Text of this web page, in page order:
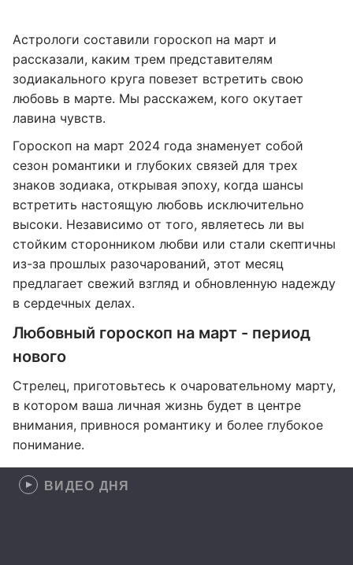
Астрологи составили гороскоп на март и
рассказали, каким трем представителям
зодиакального круга повезет встретить свою
любовь в марте. Мы расскажем, кого окутает
лавина чувств.
Гороскоп на март 2024 года знаменует собой
сезон романтики и глубоких связей для трех
знаков зодиака, открывая эпоху, когда шансы
встретить настоящую любовь исключительно
высоки. Независимо от того, являетесь ли вы
стойким сторонником любви или стали скептичны
из-за прошлых разочарований, этот месяц
предлагает свежий взгляд и обновленную надежду
в сердечных делах.
Любовный гороскоп на март - период
нового
Стрелец, приготовьтесь к очаровательному марту,
в котором ваша личная жизнь будет в центре
внимания, привнося романтику и более глубокое
понимание.
ВИДЕО ДНЯ